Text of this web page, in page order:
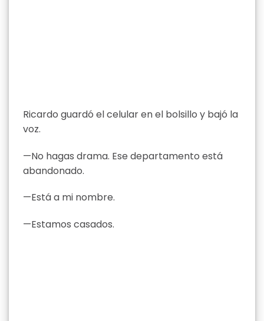
Ricardo guardó el celular en el bolsillo y bajó la
voz.
—No hagas drama. Ese departamento está
abandonado.
—Está a mi nombre.
—Estamos casados.